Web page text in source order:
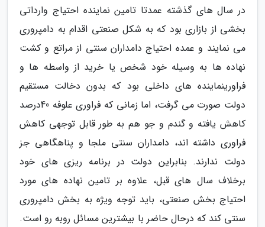
در سال های گذشته عمدتا تامین نماینده احتیاج وارداتی
بخشی از بازاری بود که به شکل صنعتی اقدام به دامپروری
می نمایند و عمده احتیاج دامداران سنتی از مراتع و کشت
نهاده ها به وسیله خود شخص یا خرید از واسطه ها و
فراورینماینده های داخلی بود که بدون دخالت مستقیم
دولت صورت می گرفت، اما زمانی که فراوری علوفه 40درصد
کاهش یافته و گندم و جو هم به طور قابل توجهی کاهش
فراوری داشته اند، دامداران سنتی ملجا و پناهگاهی جز
دولت ندارند. بنابراین دولت در برنامه ریزی های خود
برخلاف سال های قبل، علاوه بر تامین نهاده های مورد
احتیاج بخش صنعتی، باید توجه ویژه به بخش دامپروری
سنتی کند که درحال حاضر با بیشترین مسائل روبه رو است.